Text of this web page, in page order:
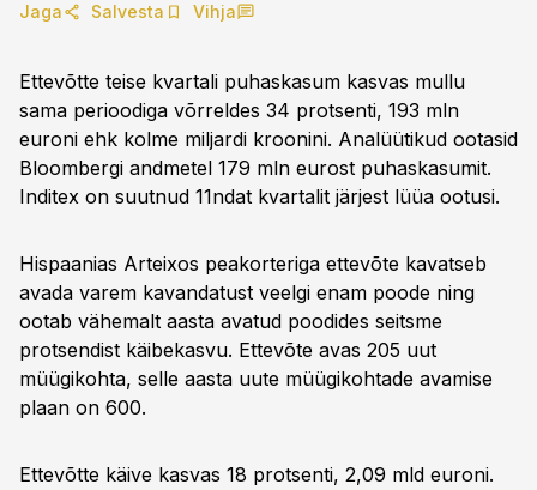
Jaga Salvesta Vihja
Ettevõtte teise kvartali puhaskasum kasvas mullu
sama perioodiga võrreldes 34 protsenti, 193 mln
euroni ehk kolme miljardi kroonini. Analüütikud ootasid
Bloombergi andmetel 179 mln eurost puhaskasumit.
Inditex on suutnud 11ndat kvartalit järjest lüüa ootusi.
Hispaanias Arteixos peakorteriga ettevõte kavatseb
avada varem kavandatust veelgi enam poode ning
ootab vähemalt aasta avatud poodides seitsme
protsendist käibekasvu. Ettevõte avas 205 uut
müügikohta, selle aasta uute müügikohtade avamise
plaan on 600.
Ettevõtte käive kasvas 18 protsenti, 2,09 mld euroni.